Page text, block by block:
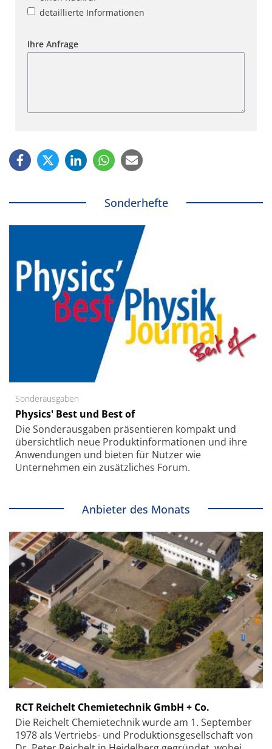
detaillierte Informationen
Ihre Anfrage
Sonderhefte
Sonderausgaben
Physics' Best und Best of
Die Sonder­ausgaben präsentieren kompakt und
übersichtlich neue Produkt­informationen und ihre
Anwendungen und bieten für Nutzer wie
Unternehmen ein zusätzliches Forum.
Anbieter des Monats
RCT Reichelt Chemietechnik GmbH + Co.
Die Reichelt Chemietechnik wurde am 1. September
1978 als Vertriebs- und Produktionsgesellschaft von